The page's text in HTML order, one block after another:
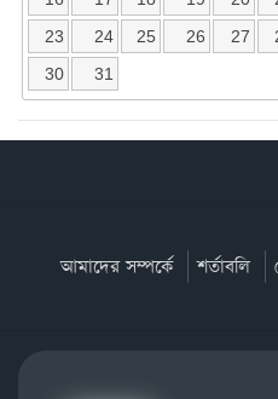
23
24 25 26 27
30
31
আমাদের সম্পর্কে শর্তাবলি